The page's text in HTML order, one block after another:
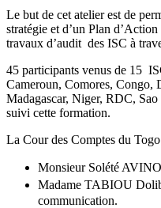
Le but de cet atelier est de
stratégie et d’un Plan
travaux d’audit des ISC à
45 participants venus de 15
Cameroun, Comores, Congo,
Madagascar, Niger, RDC,
suivi cette formation.
La Cour des Comptes du Togo
Monsieur Solété
Madame TABIOU
communication.